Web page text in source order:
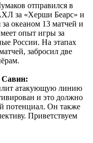
отправился в
за «Херши Беарс» и
океаном 13 матчей и
опыт игры за
России. На этапах
забросил две
Савин:
атакующую линию
и это должно
потенциал. Он также
Приветствуем